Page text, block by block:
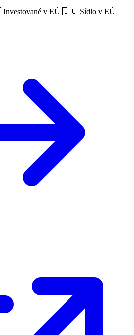
v EÚ 🇪🇺 Sídlo v EÚ